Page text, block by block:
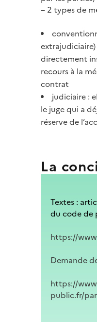
– 2 types de
directement
recours à la
contrat
judiciaire :
le juge qui a
réserve de
La
Textes : a
du code de
https://
Demande
https://
public.fr/